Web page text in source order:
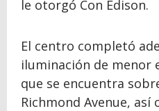
le otorgó Con Edison.
El centro completó
iluminación de menor
que se encuentra
Richmond Avenue, así